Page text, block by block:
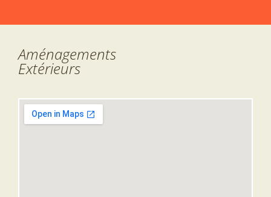
Aménagements
Extérieurs